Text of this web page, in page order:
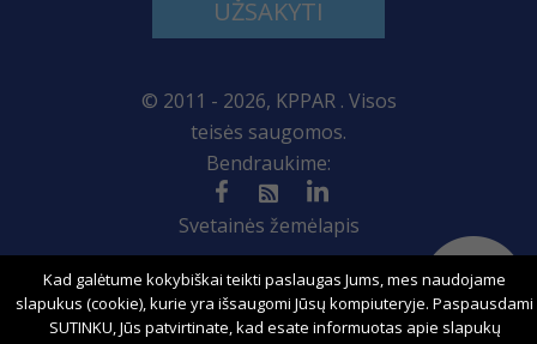
UŽSAKYTI
© 2011 - 2026, KPPAR . Visos
teisės saugomos.
Bendraukime:
Svetainės žemėlapis
Sprendimas:
Kad galėtume kokybiškai teikti paslaugas Jums, mes naudojame
slapukus (cookie), kurie yra išsaugomi Jūsų kompiuteryje. Paspausdami
SUTINKU, Jūs patvirtinate, kad esate informuotas apie slapukų